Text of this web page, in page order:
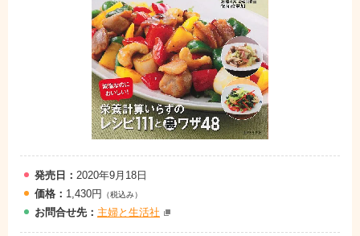
発売日： 2020年9月18日
価格： 1,430円 （税込み）
お問合せ先： 主婦と生活社